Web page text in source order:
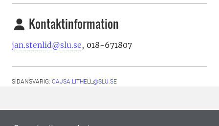
Kontaktinformation
jan.stenlid@slu.se, 018-671807
SIDANSVARIG: CAJSA.LITHELL@SLU.SE